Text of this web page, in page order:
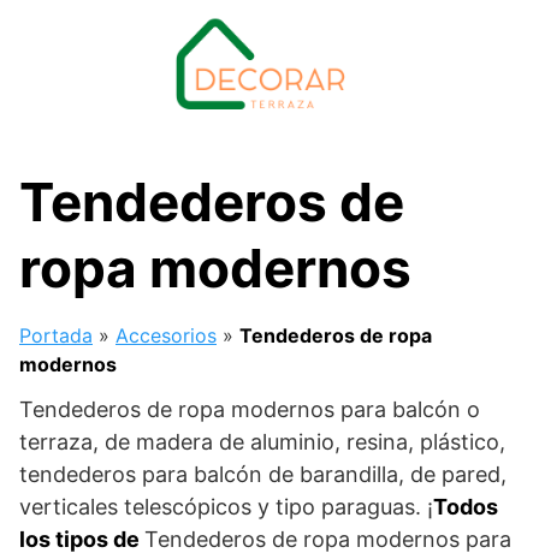
Tendederos de
ropa modernos
Portada » Accesorios » Tendederos de ropa
modernos
Tendederos de ropa modernos para balcón o
terraza, de madera de aluminio, resina, plástico,
tendederos para balcón de barandilla, de pared,
verticales telescópicos y tipo paraguas. ¡Todos
los tipos de Tendederos de ropa modernos para